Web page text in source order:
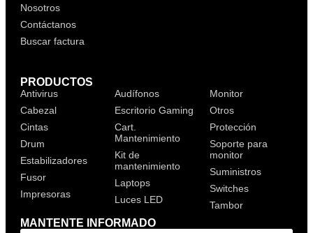
Nosotros
Contáctanos
Buscar factura
PRODUCTOS
Antivirus
Cabezal
Cintas
Drum
Estabilizadores
Fusor
Impresoras
Audífonos
Escritorio Gaming
Cart.
Mantenimiento
Kit de
mantenimiento
Laptops
Luces LED
Monitor
Otros
Protección
Soporte para
monitor
Suministros
Switches
Tambor
MANTENTE INFORMADO